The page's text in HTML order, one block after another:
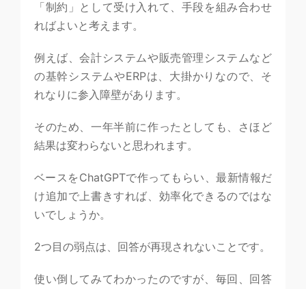
「制約」として受け入れて、手段を組み合わせ
ればよいと考えます。
例えば、会計システムや販売管理システムなど
の基幹システムやERPは、大掛かりなので、そ
れなりに参入障壁があります。
そのため、一年半前に作ったとしても、さほど
結果は変わらないと思われます。
ベースをChatGPTで作ってもらい、最新情報だ
け追加で上書きすれば、効率化できるのではな
いでしょうか。
2つ目の弱点は、回答が再現されないことです。
使い倒してみてわかったのですが、毎回、回答